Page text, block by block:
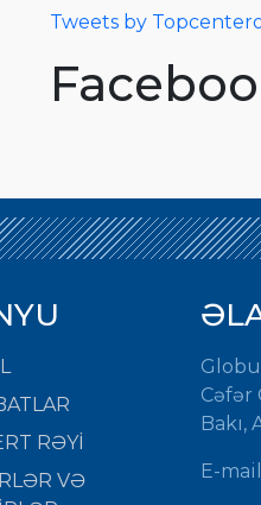
Tweets by
RƏYİ
VƏ
Cəfər
Bakı,
E-